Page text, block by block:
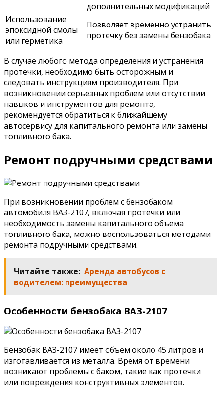
дополнительных модификаций
Использование
эпоксидной смолы
или герметика
Позволяет временно устранить
протечку без замены бензобака
В случае любого метода определения и устранения
протечки, необходимо быть осторожным и
следовать инструкциям производителя. При
возникновении серьезных проблем или отсутствии
навыков и инструментов для ремонта,
рекомендуется обратиться к ближайшему
автосервису для капитального ремонта или замены
топливного бака.
Ремонт подручными средствами
При возникновении проблем с бензобаком
автомобиля ВАЗ-2107, включая протечки или
необходимость замены капитального объема
топливного бака, можно воспользоваться методами
ремонта подручными средствами.
Читайте также: Аренда автобусов с
водителем: преимущества
Особенности бензобака ВАЗ-2107
Бензобак ВАЗ-2107 имеет объем около 45 литров и
изготавливается из металла. Время от времени
возникают проблемы с баком, такие как протечки
или повреждения конструктивных элементов.